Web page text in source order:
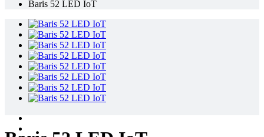
Baris 52 LED IoT